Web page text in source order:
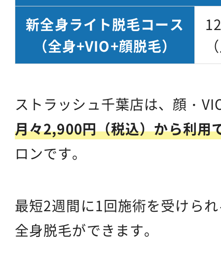
新全身ライト脱毛コース
（全身+VIO+顔脱毛）
ストラッシュ千葉店は、顔・
月々2,900円（税込）から利用
ロンです。
最短2週間に1回施術を受けら
全身脱毛ができます。